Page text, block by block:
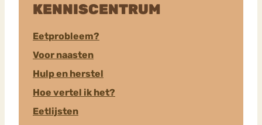
KENNISCENTRUM
Eetprobleem?
Voor naasten
Hulp en herstel
Hoe vertel ik het?
Eetlijsten